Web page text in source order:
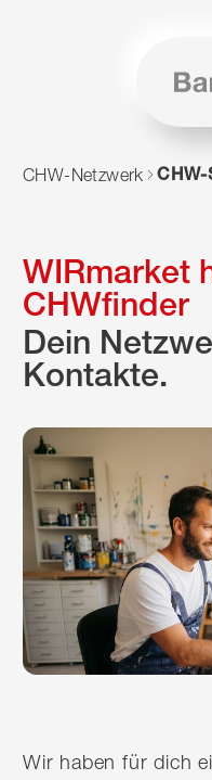
Zum Navigieren dieser
CHW-Netzwerk CHW-
WIRmarket
CHWfinder
Dein
Kontakte.
Wir haben für dich